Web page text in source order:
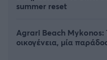
summer reset
Agrari Beach Mykonos:
οικογένεια, μία